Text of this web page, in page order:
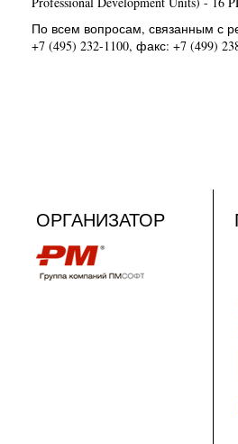
По всем вопросам, связанным с
+7 (495) 232-1100, факс: +7 (499)
ОРГАНИЗАТОР